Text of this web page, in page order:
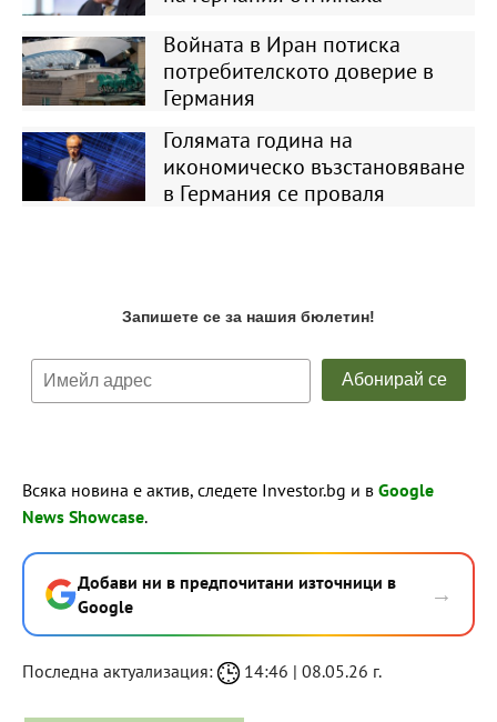
Войната в Иран потиска
потребителското доверие в
Германия
Голямата година на
икономическо възстановяване
в Германия се проваля
Всяка новина е актив, следете Investor.bg и в Google
News Showcase.
Добави ни в предпочитани източници в
Google
→
Последна актуализация: 14:46 | 08.05.26 г.